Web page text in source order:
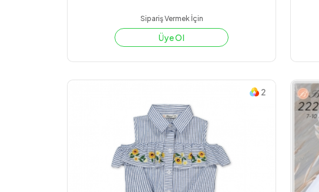
Sipariş Vermek İçin
Üye Ol
2